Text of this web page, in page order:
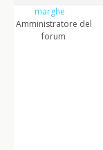
marghe
Amministratore del
forum